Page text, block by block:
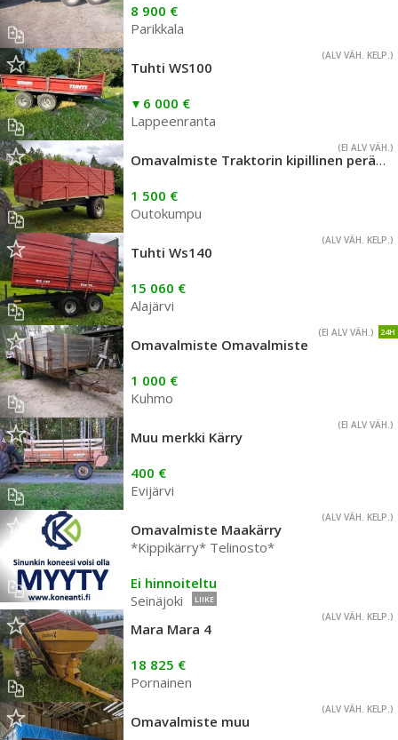
8 900 €
Parikkala
(ALV VÄH. KELP.)
Tuhti WS100
6 000 €
Lappeenranta
(EI ALV VÄH.)
Omavalmiste Traktorin kipillinen peräkärry
1 500 €
Outokumpu
(ALV VÄH. KELP.)
Tuhti Ws140
15 060 €
Alajärvi
24H
(EI ALV VÄH.)
Omavalmiste Omavalmiste
1 000 €
Kuhmo
(EI ALV VÄH.)
Muu merkki Kärry
400 €
Evijärvi
(ALV VÄH. KELP.)
Omavalmiste Maakärry
*Kippikärry* Telinosto*
Ei hinnoiteltu
Seinäjoki
LIIKE
(ALV VÄH. KELP.)
Mara Mara 4
18 825 €
Pornainen
(ALV VÄH. KELP.)
Omavalmiste muu